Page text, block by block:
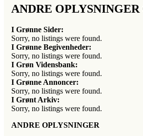
ANDRE
I Grønne Sider:
Sorry, no listings were found.
I Grønne Begivenheder:
Sorry, no listings were found.
I Grøn Vidensbank:
Sorry, no listings were found.
I Grønne Annoncer:
Sorry, no listings were found.
I Grønt Arkiv:
Sorry, no listings were found.
ANDRE OPLYSNINGER